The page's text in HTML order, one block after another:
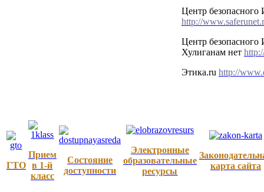
Центр безопасного
http://
Центр безопасного
Хулиганам нет
Этика.ru http://
ГТО
Прием
в 1-й
класс
Состояние
доступности
Электронные
образовательные
ресурсы
карта сайта